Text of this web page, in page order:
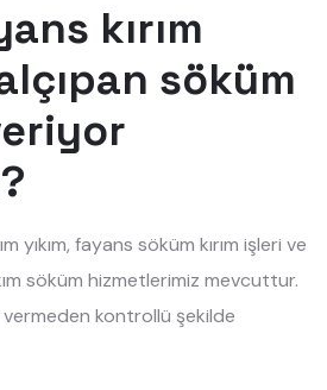
kırım
söküm
yıkım, fayans söküm kırım işleri ve
söküm hizmetlerimiz mevcuttur.
vermeden kontrollü şekilde